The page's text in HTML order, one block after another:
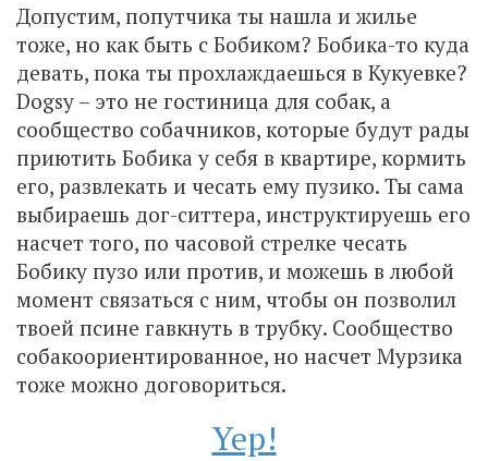
Допустим, попутчика ты нашла и жилье
тоже, но как быть с Бобиком? Бобика-то куда
девать, пока ты прохлаждаешься в Кукуевке?
Dogsy – это не гостиница для собак, а
сообщество собачников, которые будут рады
приютить Бобика у себя в квартире, кормить
его, развлекать и чесать ему пузико. Ты сама
выбираешь дог-ситтера, инструктируешь его
насчет того, по часовой стрелке чесать
Бобику пузо или против, и можешь в любой
момент связаться с ним, чтобы он позволил
твоей псине гавкнуть в трубку. Сообщество
собакоориентированное, но насчет Мурзика
тоже можно договориться.
Yep!